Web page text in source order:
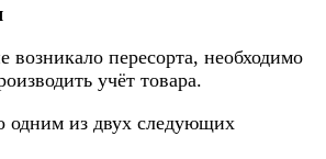
возникало пересорта, необходимо
учёт товара.
одним из двух следующих